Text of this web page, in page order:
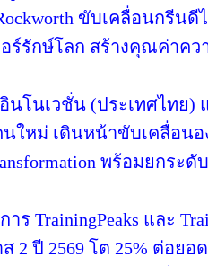
ขับเคลื่อนกรี
ร์รักษ์โลก สร้างคุณค่าคว
โนเวชั่น (ประเทศไทย)
ใหม่ เดินหน้าขับเคลื่อนอ
พร้อมยก
ร TrainingPeaks และ
2 ปี 2569 โต 25% ต่อย